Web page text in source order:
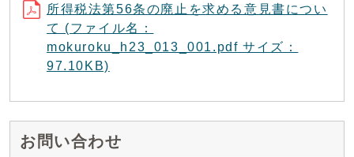
所得税法第56条の廃止を求める意見書につい
て (ファイル名：
mokuroku_h23_013_001.pdf サイズ：
97.10KB)
お問い合わせ